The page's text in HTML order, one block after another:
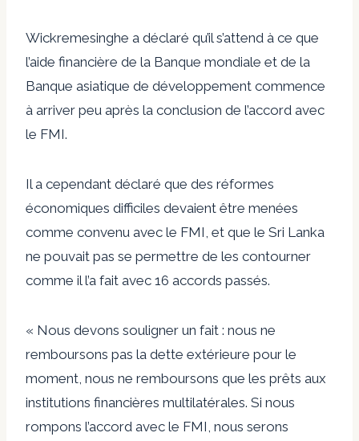
Wickremesinghe a déclaré qu’il s’attend à ce que
l’aide financière de la Banque mondiale et de la
Banque asiatique de développement commence
à arriver peu après la conclusion de l’accord avec
le FMI.
Il a cependant déclaré que des réformes
économiques difficiles devaient être menées
comme convenu avec le FMI, et que le Sri Lanka
ne pouvait pas se permettre de les contourner
comme il l’a fait avec 16 accords passés.
« Nous devons souligner un fait : nous ne
remboursons pas la dette extérieure pour le
moment, nous ne remboursons que les prêts aux
institutions financières multilatérales. Si nous
rompons l’accord avec le FMI, nous serons